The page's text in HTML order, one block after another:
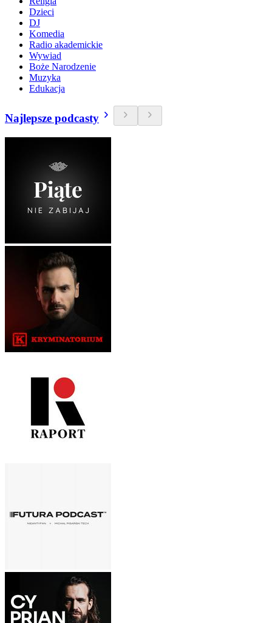
Dzieci
DJ
Komedia
Radio akademickie
Wywiad
Boże Narodzenie
Muzyka
Edukacja
Najlepsze podcasty